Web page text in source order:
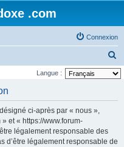
.com
Connexion
e
Langue :
ci-après par « nous »,
et « https://www.forum-
légalement responsable des
d’être légalement responsable de